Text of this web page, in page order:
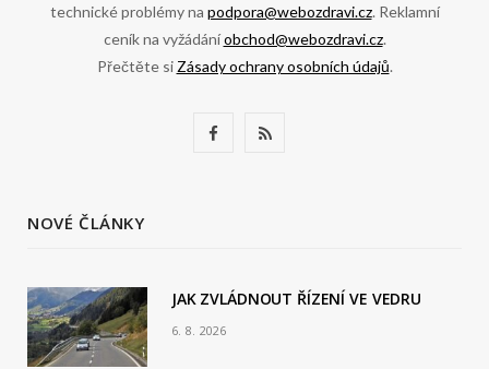
technické problémy na podpora@webozdravi.cz. Reklamní
ceník na vyžádáníobchod@webozdravi.cz.
Přečtěte si Zásady ochrany osobních údajů.
b
o
R
NOVÉ ČLÁNKY
JAK ZVLÁDNOUT ŘÍZENÍ VE VEDRU
6. 8. 2026